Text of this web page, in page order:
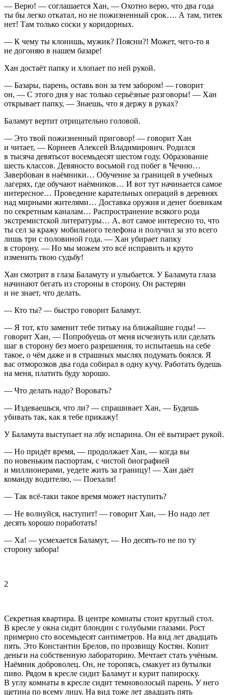
— Верю! — соглашается Хан, — Охотно верю, что два года
ты бы легко откатал, но не пожизненный срок…. А там, титек
нет! Там только соски у коридорных.
— К чему ты клонишь, мужик? Поясни?! Может, чего-то я
не догоняю в нашем базаре!
Хан достаёт папку и хлопает по ней рукой.
— Базары, парень, оставь вон за тем забором! — говорит
он, — С этого дня у нас только серьёзные разговоры! — Хан
открывает папку, — Знаешь, что я держу в руках?
Баламут вертит отрицательно головой.
— Это твой пожизненный приговор! — говорит Хан
и читает, — Корнеев Алексей Владимирович. Родился
в тысяча девятьсот восемьдесят шестом году. Образование
шесть классов. Девяносто восьмой год побег в Чечню…
Завербован в наёмники… Обучение за границей в учебных
лагерях, где обучают наёмников… И вот тут начинается самое
интересное… Проведение карательных операций в деревнях
над мирными жителями… Доставка оружия и денег боевикам
по секретным каналам… Распространение всякого рода
экстремистской литературы… А, вот самое интересно то, что
ты сел за кражу мобильного телефона и получил за это всего
лишь три с половиной года. — Хан убирает папку
в сторону. — Но мы можем это всё исправить и круто
изменить твою судьбу!
Хан смотрит в глаза Баламуту и улыбается. У Баламута глаза
начинают бегать из стороны в сторону. Он растерян
и не знает, что делать.
— Кто ты? — быстро говорит Баламут.
— Я тот, кто заменит тебе титьку на ближайшие годы! —
говорит Хан, — Попробуешь от меня исчезнуть или сделать
шаг в сторону без моего разрешения, то испытаешь на себе
такое, о чём даже и в страшных мыслях подумать боялся. Я
вас отморозков два года собирал в одну кучу. Работать будешь
на меня, платить буду хорошо.
— Что делать надо? Воровать?
— Издеваешься, что ли? — спрашивает Хан, — Будешь
убивать так, как я тебе прикажу!
У Баламута выступает на лбу испарина. Он её вытирает рукой.
— Но придёт время, — продолжает Хан, — когда вы
по новеньким паспортам, с чистой биографией
и миллионерами, уедете жить за границу! — Хан даёт
команду водителю, — Поехали!
— Так всё-таки такое время может наступить?
— Не волнуйся, наступит! — говорит Хан, — Но надо лет
десять хорошо поработать!
— Ха! — усмехается Баламут, — Но десять-то не по ту
сторону забора!
2
Секретная квартира. В центре комнаты стоит круглый стол.
В кресле у окна сидит блондин с голубыми глазами. Рост
примерно сто восемьдесят сантиметров. На вид лет двадцать
пять. Это Константин Брелов, по прозвищу Костян. Копит
деньги на собственную лабораторию. Мечтает стать учёным.
Наёмник доброволец. Он, не торопясь, смакует из бутылки
пиво. Рядом в кресле сидит Баламут и курит папироску.
В углу комнаты в кресле сидит темноволосый парень. У него
щетина по всему лицу. На вид тоже лет двадцать пять